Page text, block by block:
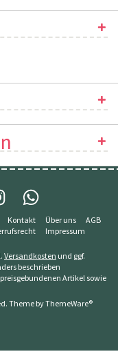
Kontakt Über uns
AGB
Impressum
Versandkosten und ggf.
beschrieben
Artikel sowie
Theme byThemeWare®